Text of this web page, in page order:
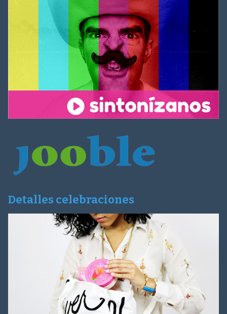
Detalles celebraciones